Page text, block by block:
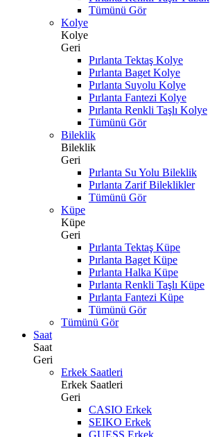
Tümünü Gör
Kolye
Kolye
Geri
Pırlanta Tektaş Kolye
Pırlanta Baget Kolye
Pırlanta Suyolu Kolye
Pırlanta Fantezi Kolye
Pırlanta Renkli Taşlı Kolye
Tümünü Gör
Bileklik
Bileklik
Geri
Pırlanta Su Yolu Bileklik
Pırlanta Zarif Bileklikler
Tümünü Gör
Küpe
Küpe
Geri
Pırlanta Tektaş Küpe
Pırlanta Baget Küpe
Pırlanta Halka Küpe
Pırlanta Renkli Taşlı Küpe
Pırlanta Fantezi Küpe
Tümünü Gör
Tümünü Gör
Saat
Saat
Geri
Erkek Saatleri
Erkek Saatleri
Geri
CASIO Erkek
SEIKO Erkek
GUESS Erkek